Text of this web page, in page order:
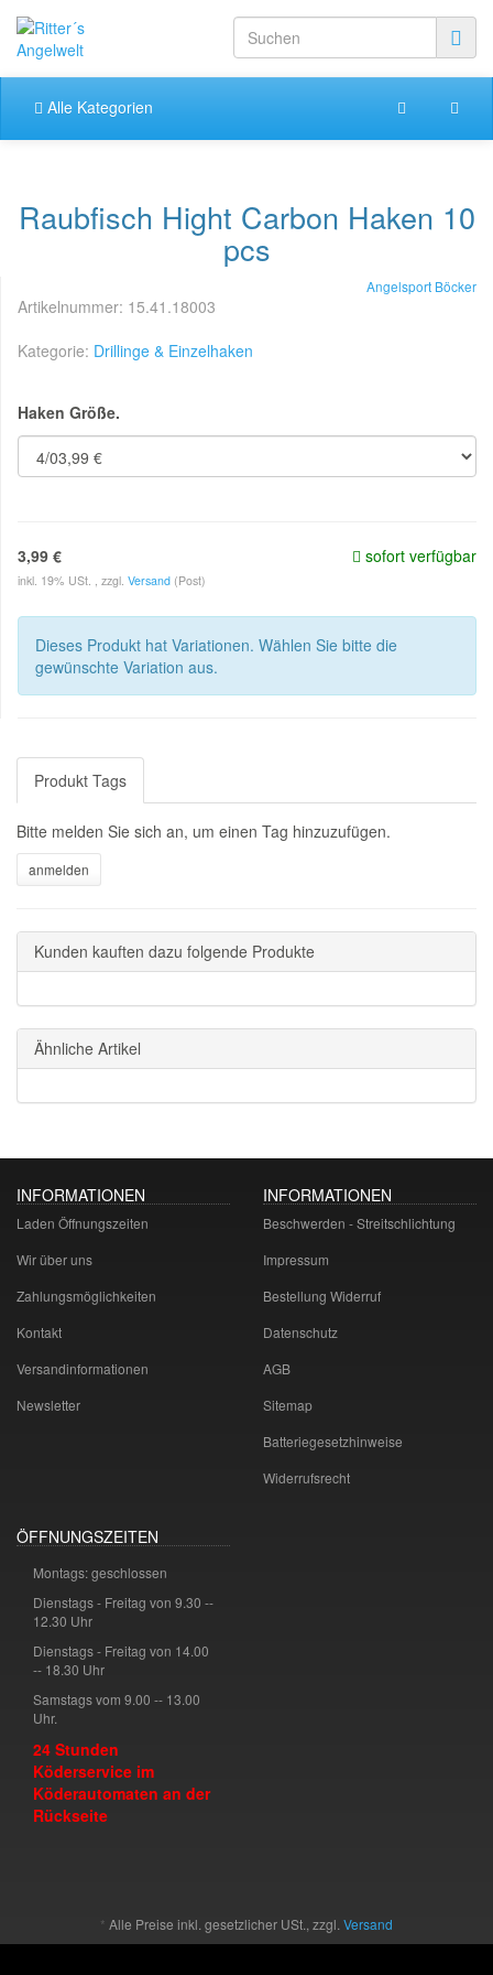
Alle Kategorien
Raubfisch Hight Carbon Haken 10
pcs
Angelsport Böcker
Artikelnummer: 15.41.18003
Kategorie: Drillinge & Einzelhaken
Haken Größe.
3,99 €
inkl. 19% USt. , zzgl. Versand (Post)
sofort verfügbar
Dieses Produkt hat Variationen. Wählen Sie bitte die
gewünschte Variation aus.
Produkt Tags
Bitte melden Sie sich an, um einen Tag hinzuzufügen.
Kunden kauften dazu folgende Produkte
Ähnliche Artikel
INFORMATIONEN
Laden Öffnungszeiten
Wir über uns
Zahlungsmöglichkeiten
Kontakt
Versandinformationen
Newsletter
INFORMATIONEN
Beschwerden - Streitschlichtung
Impressum
Bestellung Widerruf
Datenschutz
AGB
Sitemap
Batteriegesetzhinweise
Widerrufsrecht
ÖFFNUNGSZEITEN
Montags: geschlossen
Dienstags - Freitag von 9.30 --
12.30 Uhr
Dienstags - Freitag von 14.00
-- 18.30 Uhr
Samstags vom 9.00 -- 13.00
Uhr.
24 Stunden
Köderservice im
Köderautomaten an der
Rückseite
* Alle Preise inkl. gesetzlicher USt., zzgl. Versand